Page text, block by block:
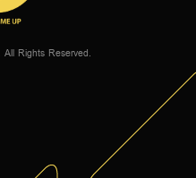
Rights Reserved.